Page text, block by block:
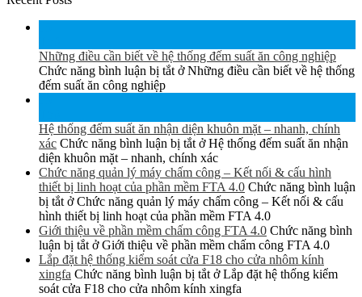
Những điều cần biết về hệ thống đếm suất ăn công nghiệp
Chức năng bình luận bị tắt ở Những điều cần biết về hệ thống
đếm suất ăn công nghiệp
Hệ thống đếm suất ăn nhận diện khuôn mặt – nhanh, chính
xác Chức năng bình luận bị tắt ở Hệ thống đếm suất ăn nhận
diện khuôn mặt – nhanh, chính xác
Chức năng quản lý máy chấm công – Kết nối & cấu hình
thiết bị linh hoạt của phần mềm FTA 4.0 Chức năng bình luận
bị tắt ở Chức năng quản lý máy chấm công – Kết nối & cấu
hình thiết bị linh hoạt của phần mềm FTA 4.0
Giới thiệu về phần mềm chấm công FTA 4.0 Chức năng bình
luận bị tắt ở Giới thiệu về phần mềm chấm công FTA 4.0
Lắp đặt hệ thống kiểm soát cửa F18 cho cửa nhôm kính
xingfa Chức năng bình luận bị tắt ở Lắp đặt hệ thống kiểm
soát cửa F18 cho cửa nhôm kính xingfa